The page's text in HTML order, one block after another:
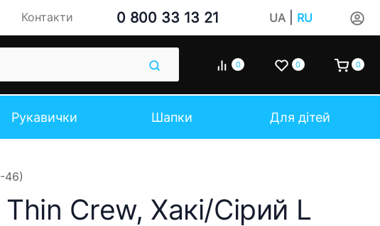
Контакти 0 800 33 13 21 UA| RU
0 0 0
Рукавички Шапки Для дітей
46)
Crew, Хакі/Сірий L